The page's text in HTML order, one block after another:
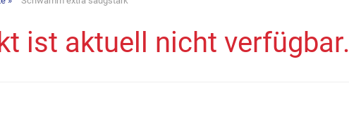
ist aktuell nicht verfügbar.